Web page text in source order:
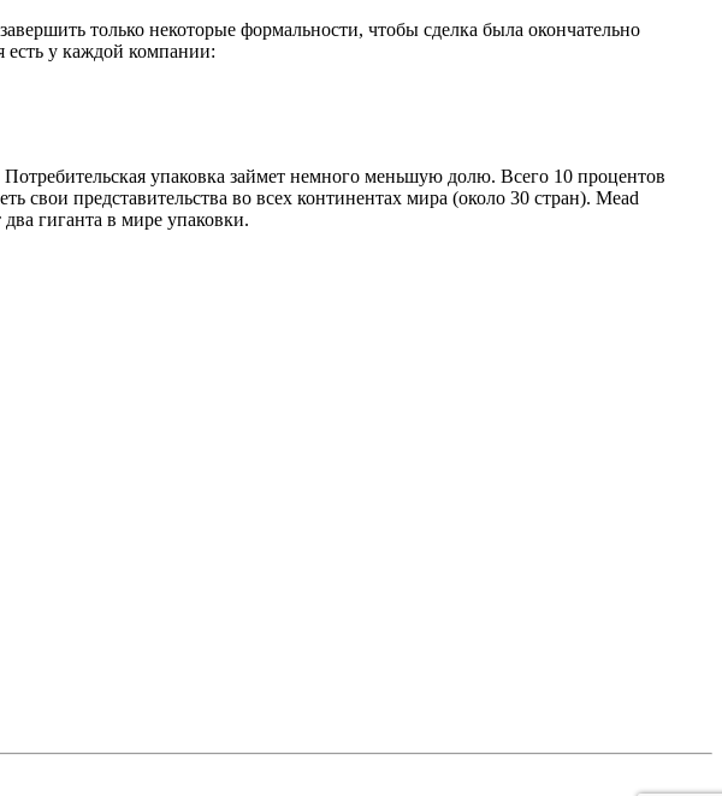
только некоторые формальности, чтобы сделка была окончательно
есть у каждой компании:
Потребительская упаковка займет немного меньшую долю. Всего 10 процентов
свои представительства во всех континентах мира (около 30 стран). Mead
гиганта в мире упаковки.